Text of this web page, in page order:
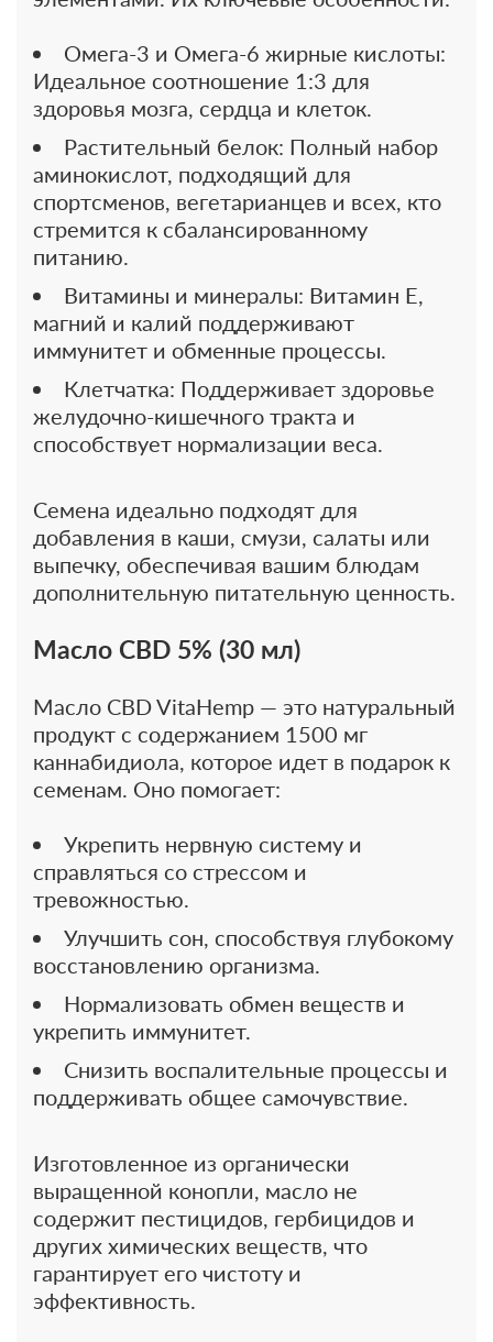
Омега-3 и Омега-6 жирные кислоты:
Идеальное соотношение 1:3 для
здоровья мозга, сердца и клеток.
Растительный белок: Полный набор
аминокислот, подходящий для
спортсменов, вегетарианцев и всех, кто
стремится к сбалансированному
питанию.
Витамины и минералы: Витамин Е,
магний и калий поддерживают
иммунитет и обменные процессы.
Клетчатка: Поддерживает здоровье
желудочно-кишечного тракта и
способствует нормализации веса.
Семена идеально подходят для
добавления в каши, смузи, салаты или
выпечку, обеспечивая вашим блюдам
дополнительную питательную ценность.
Масло CBD 5% (30 мл)
Масло CBD VitaHemp — это натуральный
продукт с содержанием 1500 мг
каннабидиола, которое идет в подарок к
семенам. Оно помогает:
Укрепить нервную систему и
справляться со стрессом и
тревожностью.
Улучшить сон, способствуя глубокому
восстановлению организма.
Нормализовать обмен веществ и
укрепить иммунитет.
Снизить воспалительные процессы и
поддерживать общее самочувствие.
Изготовленное из органически
выращенной конопли, масло не
содержит пестицидов, гербицидов и
других химических веществ, что
гарантирует его чистоту и
эффективность.